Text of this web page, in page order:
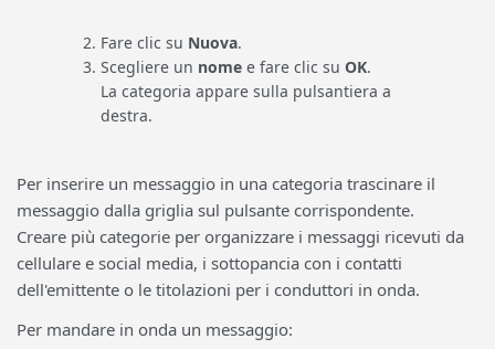
Fare clic su Nuova.
Scegliere un nome e fare clic su OK.
La categoria appare sulla pulsantiera a
destra.
Per inserire un messaggio in una categoria trascinare il
messaggio dalla griglia sul pulsante corrispondente.
Creare più categorie per organizzare i messaggi ricevuti da
cellulare e social media, i sottopancia con i contatti
dell'emittente o le titolazioni per i conduttori in onda.
Per mandare in onda un messaggio: